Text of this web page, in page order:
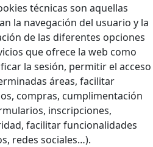
técnicas son aquellas
la navegación del usuario y la
de las diferentes opciones
que ofrece la web como
la sesión, permitir el acceso
áreas, facilitar
compras, cumplimentación
inscripciones,
facilitar funcionalidades
redes sociales…).